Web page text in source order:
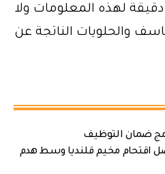
دقيقة لهذه المعلومات ولا
والحلويات الناتجة عن
ضمان التوظيف
اقتحام مخيم قلنديا وسط هدم